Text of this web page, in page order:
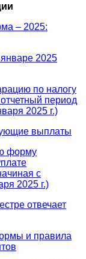
– 2025:
2025
по налогу
период
2025 г.)
выплаты
форму
с
2025 г.)
отвечает
и правила